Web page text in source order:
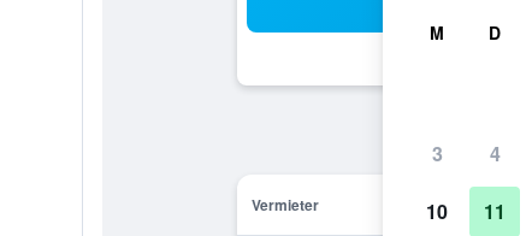
Vermieter
M D
3 4
10 11